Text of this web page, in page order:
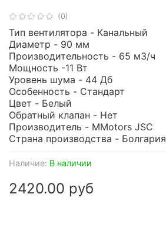
(0)
Наличие: В наличии
2420.00 руб
Тип вентилятора - Канальный
Диаметр - 90 мм
Производительность - 65 м3/ч
Мощность -11 Вт
Уровень шума - 44 Дб
Особенность - Стандарт
Цвет - Белый
Обратный клапан - Нет
Производитель - MMotors JSC
Страна производства - Болгария